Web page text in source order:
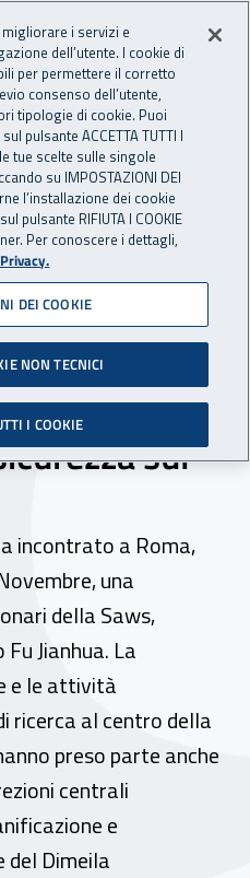
Nazionale
Apri cerca
funzioni
di un
sul
incontrato a Roma,
una
della Saws,
Jianhua. La
e le attività
ricerca al centro della
preso parte anche
centrali
e
del Dimeila
i servizi e
dell’utente. I cookie di
per permettere il corretto
consenso dell’utente,
tipologie di cookie. Puoi
pulsante ACCETTA TUTTI I
tue scelte sulle singole
su IMPOSTAZIONI DEI
l’installazione dei cookie
pulsante RIFIUTA I COOKIE
Per conoscere i dettagli,
DEI COOKIE
NON TECNICI
I COOKIE